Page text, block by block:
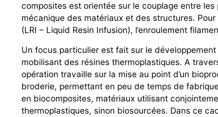
composites est orientée sur le couplage entre
mécanique des matériaux et des structures.
(LRI – Liquid Resin Infusion), l’enroulement
Un focus particulier est fait sur le
mobilisant des résines thermoplastiques. A
opération travaille sur la mise au point d’un
broderie, permettant en peu de temps de
en biocomposites, matériaux utilisant
thermoplastiques, sinon biosourcées. Dans ce